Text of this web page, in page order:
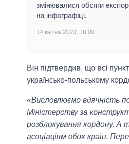
змінювалися обсяги
на інфографіці.
14 квітня 2023, 18:00
Він підтвердив, що всі
українсько-польському
«Висловлюємо вдячність
Міністерству за
розблокування кордону. А
асоціаціям обох країн.